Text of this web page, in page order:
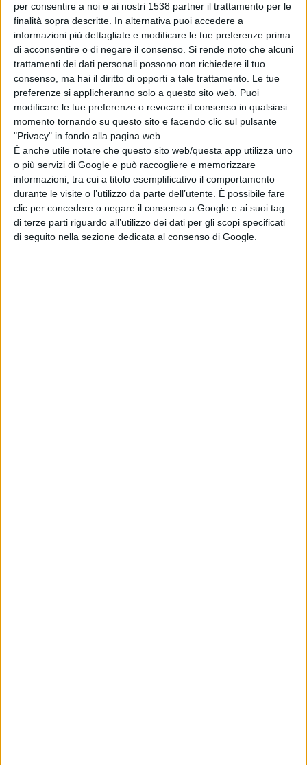
per consentire a noi e ai nostri 1538 partner il trattamento per le
finalità sopra descritte. In alternativa puoi accedere a
informazioni più dettagliate e modificare le tue preferenze prima
di acconsentire o di negare il consenso. Si rende noto che alcuni
trattamenti dei dati personali possono non richiedere il tuo
consenso, ma hai il diritto di opporti a tale trattamento. Le tue
preferenze si applicheranno solo a questo sito web. Puoi
modificare le tue preferenze o revocare il consenso in qualsiasi
momento tornando su questo sito e facendo clic sul pulsante
"Privacy" in fondo alla pagina web.
È anche utile notare che questo sito web/questa app utilizza uno
o più servizi di Google e può raccogliere e memorizzare
informazioni, tra cui a titolo esemplificativo il comportamento
durante le visite o l’utilizzo da parte dell’utente. È possibile fare
clic per concedere o negare il consenso a Google e ai suoi tag
di terze parti riguardo all’utilizzo dei dati per gli scopi specificati
di seguito nella sezione dedicata al consenso di Google.
Ma anche di primo insediamento, la misura del Psr 2014
– 2020 tanto attesa dai giovani che intendono avviare
una nuova azienda agricola che sarà illustrato dal
responsabile regionale del CAA di Coldiretti Sardegna
Giovanni Sechi.
Tema molto caro agli imprenditori agricoli ma anche a
tutti coloro che lavorano nel mondo agricolo, è la nuova
app TerraInnova che la Coldiretti ha realizzato sullo
sviluppo rurale. Uno strumento utile che da
l’opportunità a tutti, collegandosi con il proprio